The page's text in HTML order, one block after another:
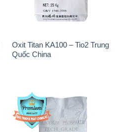
Oxit Titan KA100 – Tio2 Trung
Quốc China